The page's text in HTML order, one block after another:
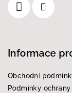
Informace
Obchodní
Podmínky